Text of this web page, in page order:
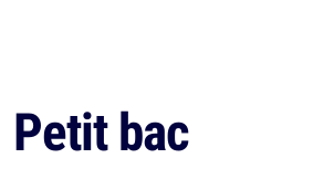
Petit bac